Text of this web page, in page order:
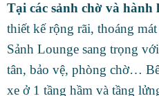
Tại các sảnh chờ và hành
thiết kế rộng rãi, thoáng
Sảnh Lounge sang trọng
tân, bảo vệ, phòng chờ…
xe ở 1 tầng hầm và tầng